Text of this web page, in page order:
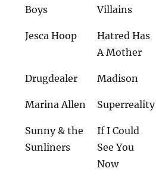
Boys
Villains
Jesca Hoop
Hatred Has
A Mother
Drugdealer Madison
Marina Allen Superreality
Sunny & the
Sunliners
If I Could
See You
Now